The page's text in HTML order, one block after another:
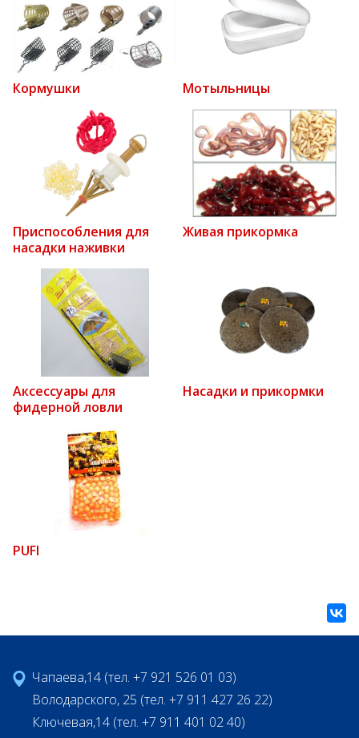
Кормушки Мотыльницы
Приспособления для
насадки наживки
Живая прикормка
Аксессуары для
фидерной ловли
Насадки и прикормки
PUFI
Чапаева,14 (тел. +7 921 526 01 03)
Володарского, 25 (тел. +7 911 427 26 22)
Ключевая,14 (тел. +7 911 401 02 40)